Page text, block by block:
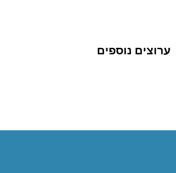
ערוצים נוספים